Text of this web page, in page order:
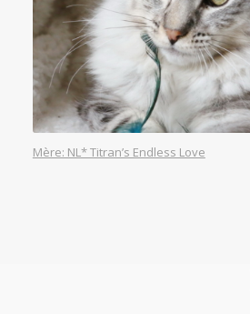
Mère: NL* Titran’s Endless Love